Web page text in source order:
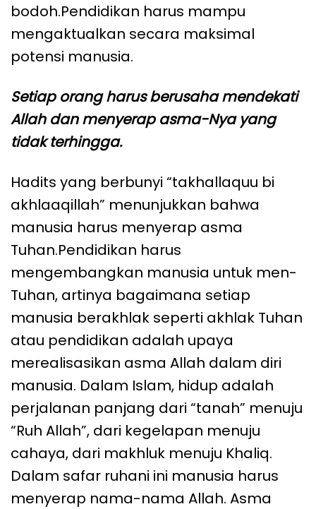
bodoh.Pendidikan harus mampu
mengaktualkan secara maksimal
potensi manusia.
Setiap orang harus berusaha mendekati
Allah dan menyerap asma-Nya yang
tidak terhingga.
Hadits yang berbunyi “takhallaquu bi
akhlaaqillah” menunjukkan bahwa
manusia harus menyerap asma
Tuhan.Pendidikan harus
mengembangkan manusia untuk men-
Tuhan, artinya bagaimana setiap
manusia berakhlak seperti akhlak Tuhan
atau pendidikan adalah upaya
merealisasikan asma Allah dalam diri
manusia. Dalam Islam, hidup adalah
perjalanan panjang dari “tanah” menuju
“Ruh Allah”, dari kegelapan menuju
cahaya, dari makhluk menuju Khaliq.
Dalam safar ruhani ini manusia harus
menyerap nama-nama Allah. Asma